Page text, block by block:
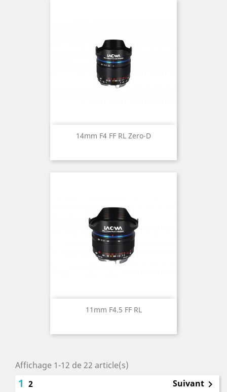
14mm F4 FF RL Zero-D
11mm F4.5 FF RL
Affichage 1-12 de 22 article(s)
1 2 Suivant 